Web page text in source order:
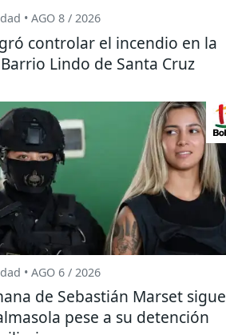
• AGO 8 / 2026
controlar el incendio en la
Lindo de Santa Cruz
• AGO 6 / 2026
de Sebastián Marset sigue
pese a su detención